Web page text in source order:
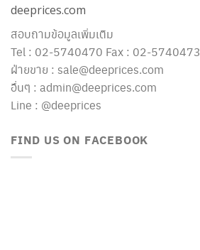
deeprices.com
สอบถามข้อมูลเพิ่มเติม
Tel : 02-5740470 Fax : 02-5740473
ฝ่ายขาย : sale@deeprices.com
อื่นๆ : admin@deeprices.com
Line : @deeprices
FIND US ON FACEBOOK